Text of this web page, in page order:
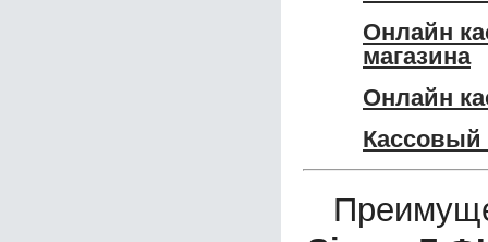
Онлайн
магазина
Онлайн